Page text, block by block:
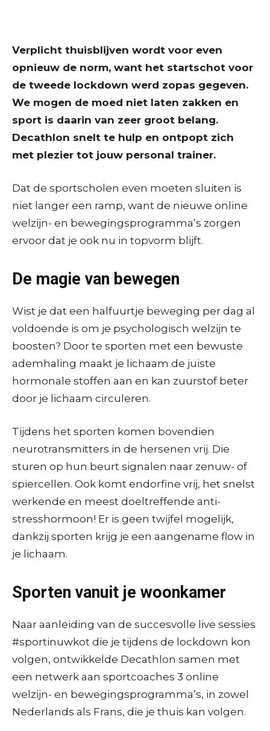
Verplicht thuisblijven wordt voor even
opnieuw de norm, want het startschot voor
de tweede lockdown werd zopas gegeven.
We mogen de moed niet laten zakken en
sport is daarin van zeer groot belang.
Decathlon snelt te hulp en ontpopt zich
met plezier tot jouw personal trainer.
Dat de sportscholen even moeten sluiten is
niet langer een ramp, want de nieuwe online
welzijn- en bewegingsprogramma’s zorgen
ervoor dat je ook nu in topvorm blijft.
De magie van bewegen
Wist je dat een halfuurtje beweging per dag al
voldoende is om je psychologisch welzijn te
boosten? Door te sporten met een bewuste
ademhaling maakt je lichaam de juiste
hormonale stoffen aan en kan zuurstof beter
door je lichaam circuleren.
Tijdens het sporten komen bovendien
neurotransmitters in de hersenen vrij. Die
sturen op hun beurt signalen naar zenuw- of
spiercellen. Ook komt endorfine vrij, het snelst
werkende en meest doeltreffende anti-
stresshormoon! Er is geen twijfel mogelijk,
dankzij sporten krijg je een aangename flow in
je lichaam.
Sporten vanuit je woonkamer
Naar aanleiding van de succesvolle live sessies
#sportinuwkot die je tijdens de lockdown kon
volgen, ontwikkelde Decathlon samen met
een netwerk aan sportcoaches 3 online
welzijn- en bewegingsprogramma’s, in zowel
Nederlands als Frans, die je thuis kan volgen.